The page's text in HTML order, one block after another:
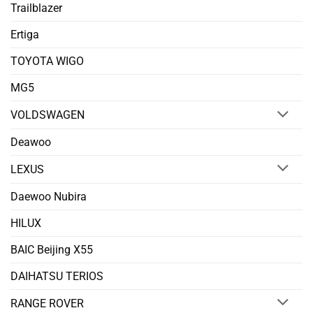
Trailblazer
Ertiga
TOYOTA WIGO
MG5
VOLDSWAGEN
Deawoo
LEXUS
Daewoo Nubira
HILUX
BAIC Beijing X55
DAIHATSU TERIOS
RANGE ROVER